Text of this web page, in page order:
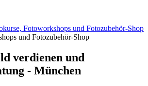
und Fotozubehör-Shop
verdienen und
- München